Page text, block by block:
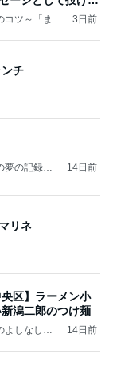
ツ～「まと
3日前
チ
夢の記録
14日前
リネ
区】ラーメン小
潟二郎のつけ麺
しなしご
14日前